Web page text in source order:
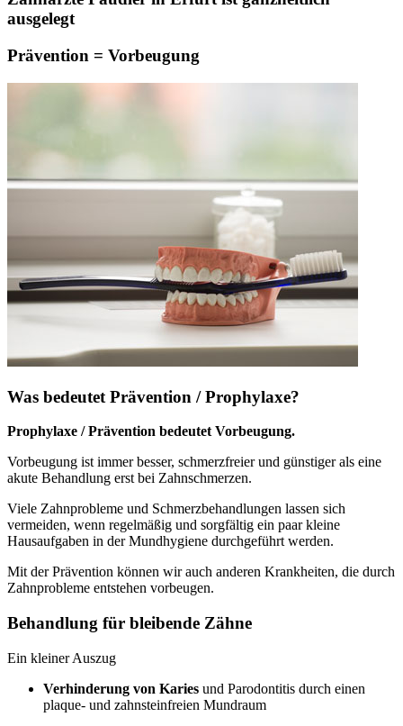
ausgelegt
Prävention = Vorbeugung
Was bedeutet Prävention / Prophylaxe?
Prophylaxe / Prävention bedeutet Vorbeugung.
Vorbeugung ist immer besser, schmerzfreier und günstiger als eine
akute Behandlung erst bei Zahnschmerzen.
Viele Zahnprobleme und Schmerzbehandlungen lassen sich
vermeiden, wenn regelmäßig und sorgfältig ein paar kleine
Hausaufgaben in der Mundhygiene durchgeführt werden.
Mit der Prävention können wir auch anderen Krankheiten, die durch
Zahnprobleme entstehen vorbeugen.
Behandlung für bleibende Zähne
Ein kleiner Auszug
Verhinderung von Karies und Parodontitis durch einen
plaque- und zahnsteinfreien Mundraum